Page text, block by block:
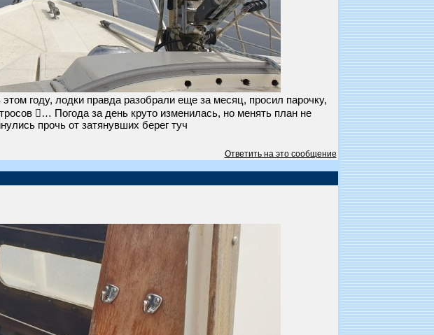
году, лодки правда разобрали еще за месяц, просил парочку,
… Погода за день круто изменилась, но менять план не
прочь от затянувших берег туч
Ответить на это сообщение